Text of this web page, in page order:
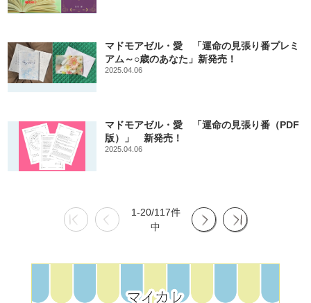
マドモアゼル・愛 「運命の見張り番プレミ
アム～○歳のあなた」新発売！
2025.04.06
マドモアゼル・愛 「運命の見張り番（PDF
版）」 新発売！
2025.04.06
1-20/117件
中